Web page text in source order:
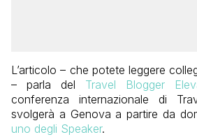
L’articolo – che potete leggere
– parla del Travel Blogger
conferenza internazionale di
svolgerà a Genova a partire da
uno degli Speaker.